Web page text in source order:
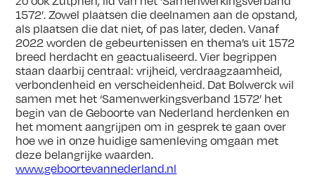
1572’. Zowel plaatsen die deelnamen aan de opstand,
als plaatsen die dat niet, of pas later, deden. Vanaf
2022 worden de gebeurtenissen en thema’s uit 1572
breed herdacht en geactualiseerd. Vier begrippen
staan daarbij centraal: vrijheid, verdraagzaamheid,
verbondenheid en verscheidenheid. Dat Bolwerck wil
samen met het ‘Samenwerkingsverband 1572’ het
begin van de Geboorte van Nederland herdenken en
het moment aangrijpen om in gesprek te gaan over
hoe we in onze huidige samenleving omgaan met
deze belangrijke waarden.
www.geboortevannederland.nl